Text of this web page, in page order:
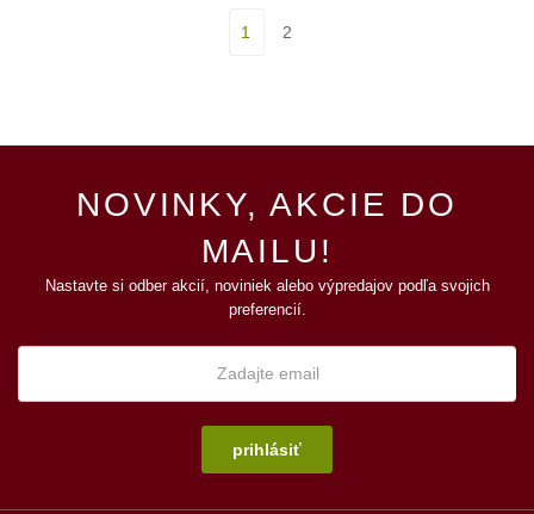
1 2
NOVINKY, AKCIE DO
MAILU!
Nastavte si odber akcií, noviniek alebo výpredajov podľa svojich
preferencií.
prihlásiť